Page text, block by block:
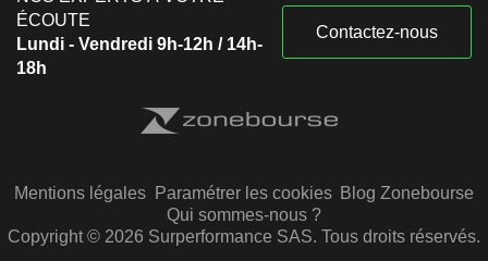
ÉCOUTE
Lundi - Vendredi 9h-12h / 14h-
18h
Contactez-nous
Mentions légales Paramétrer les cookies Blog Zonebourse
Qui sommes-nous ?
Copyright © 2026 Surperformance SAS. Tous droits réservés.